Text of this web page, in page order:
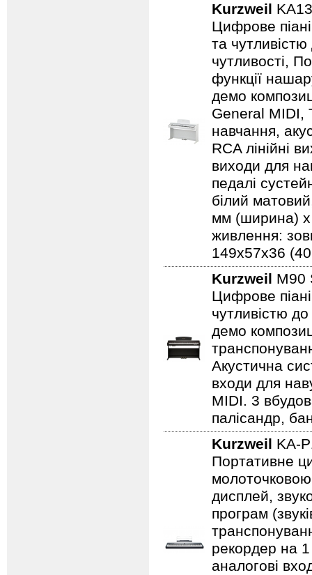
Kurzweil
Цифрове
та
чутливості,
функції
демо
General MIDI,
навчання,
RCA лінійні
виходи для
педалі
білий
мм (ширина) x
живлення:
149х57х36
Kurzweil
Цифрове
чутливістю
демо
Акустична
входи для
MIDI. 3
палісандр,
Kurzweil KA-
Портативне
дисплей,
програм
рекордер на
аналогові